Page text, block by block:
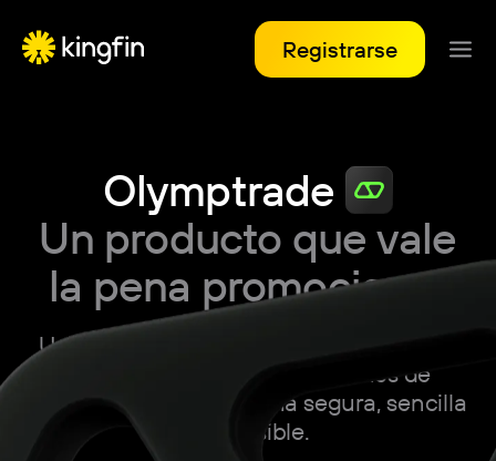
Registrarse
Olymptrade
Un producto que vale
la pena promocionar
Un bróker en línea licenciado que opera
desde 2014, con el que millones de
usuarios operan de forma segura, sencilla
y accesible.